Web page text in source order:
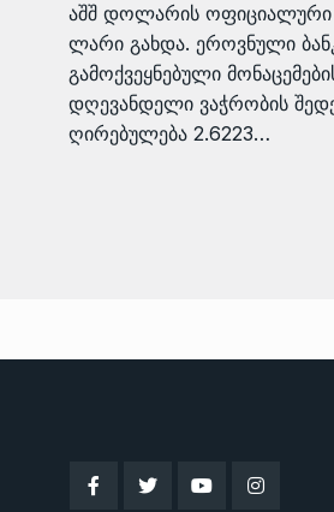
აშშ დოლარის ოფიციალური
ლარი გახდა. ეროვნული
გამოქვეყნებული
დღევანდელი ვაჭრობის
ღირებულება 2.6223…